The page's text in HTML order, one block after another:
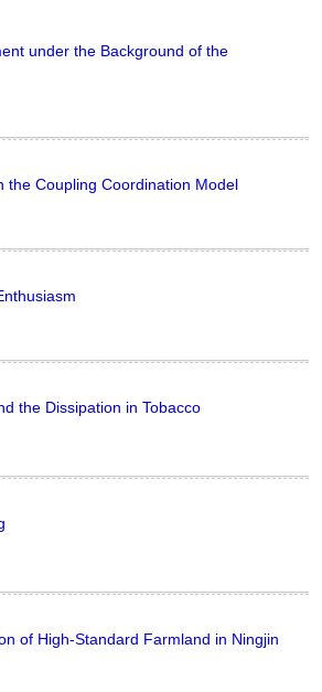
under the Background of the
the Coupling Coordination Model
the Dissipation in Tobacco
of High-Standard Farmland in Ningjin